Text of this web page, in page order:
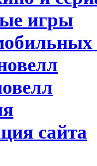
игры
сайта